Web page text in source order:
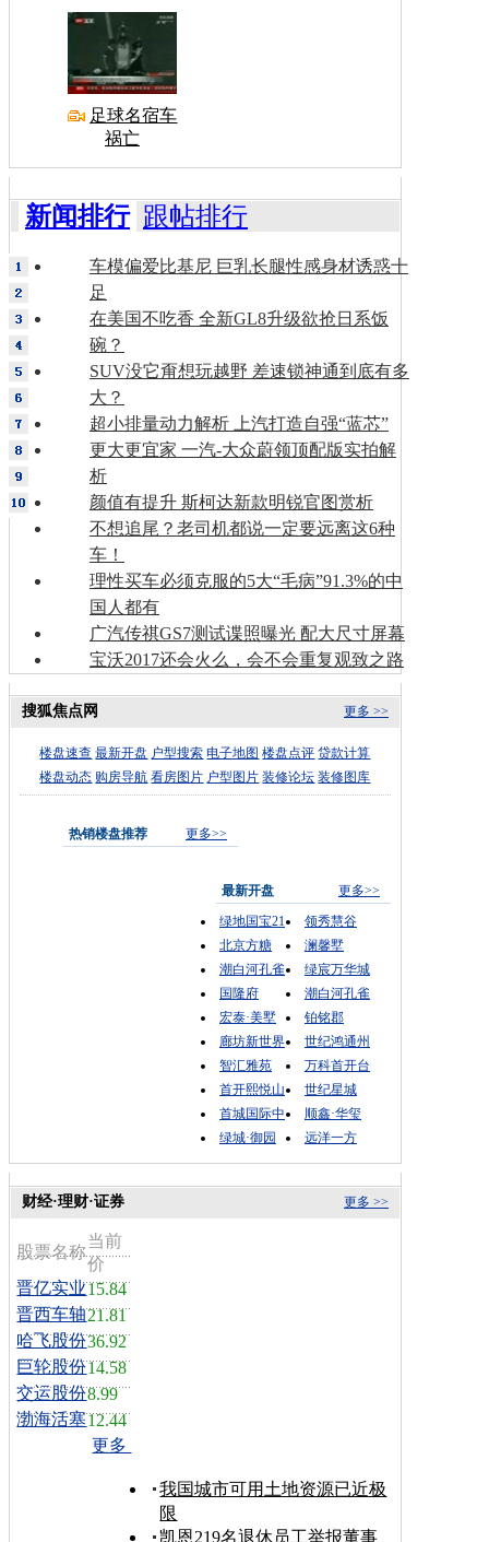
足球名宿车
祸亡
新闻排行 跟帖排行
车模偏爱比基尼 巨乳长腿性感身材诱惑十
足
在美国不吃香 全新GL8升级欲抢日系饭
碗？
SUV没它甭想玩越野 差速锁神通到底有多
大？
超小排量动力解析 上汽打造自强“蓝芯”
更大更宜家 一汽-大众蔚领顶配版实拍解
析
颜值有提升 斯柯达新款明锐官图赏析
不想追尾？老司机都说一定要远离这6种
车！
理性买车必须克服的5大“毛病”91.3%的中
国人都有
广汽传祺GS7测试谍照曝光 配大尺寸屏幕
宝沃2017还会火么，会不会重复观致之路
更多 >>
搜狐焦点网
楼盘速查 最新开盘 户型搜索 电子地图 楼盘点评 贷款计算
楼盘动态 购房导航 看房图片 户型图片 装修论坛 装修图库
热销楼盘推荐 更多>>
最新开盘
更多>>
绿地国宝21
领秀慧谷
北京方糖
澜馨墅
潮白河孔雀
绿宸万华城
国隆府
潮白河孔雀
宏泰·美墅
铂铭郡
廊坊新世界
世纪鸿通州
智汇雅苑
万科首开台
首开熙悦山
世纪星城
首城国际中
顺鑫·华玺
绿城·御园
远洋一方
更多 >>
财经·理财·证券
股票名称
当前
价
晋亿实业15.84
晋西车轴21.81
哈飞股份36.92
巨轮股份14.58
交运股份8.99
渤海活塞12.44
更多
我国城市可用土地资源已近极
限
凯恩219名退休员工举报董事